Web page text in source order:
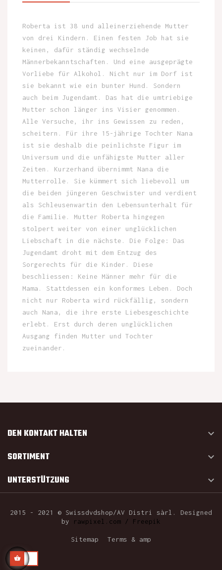
Roberta ist 38 und alleinerziehende Mutter
von drei Kindern. Einen festen Job hat sie
keinen, dafür ständig wechselnde
Männerbekanntschaften. Und eine ausgeprägte
Vorliebe für Alkohol. Nicht nur im Dorf ist
sie bekannt wie ein bunter Hund. Sondern
auch beim Jugendamt. Das hat die umtriebige
Mutter schon länger ins Visier genommen.
Alle Versuche, ihr ins Gewissen zu reden,
scheitern. Für ihre 15-jährige Tochter Nana
ist sie deshalb die peinlichste Figur im
Universum und die unfähigste Mutter aller
Zeiten. Kurzerhand übernimmt Nana die
Mutterrolle. Sie kümmert sich liebevoll um
die beiden jüngeren Geschwister und verdient
als Schleusenwartin den Lebensunterhalt für
die Familie. Mutter Roberta hingegen
stolpert weiter von einer unglücklichen
Liebschaft in die nächste. Die Folge: Das
Jugendamt droht mit dem Entzug des
Sorgerechts für die Kinder. Diese
beschliessen: Keine Männer mehr für die
Mama. Stattdessen ein konformes Leben. Doch
nicht nur Roberta wird rückfällig, sondern
auch Nana, die ihre erste Liebesgeschichte
erlebt. Erst durch deren unglücklichen
Ausgang finden Mutter und Tochter
zueinander.
DEN KONTAKT HALTEN 
SORTIMENT 
UNTERSTÜTZUNG 
2015 - 2021 © Swissdvdshop/AV Distri sàrl. Designed
by
rawpixel.com / Freepik
Sitemap Terms & amp